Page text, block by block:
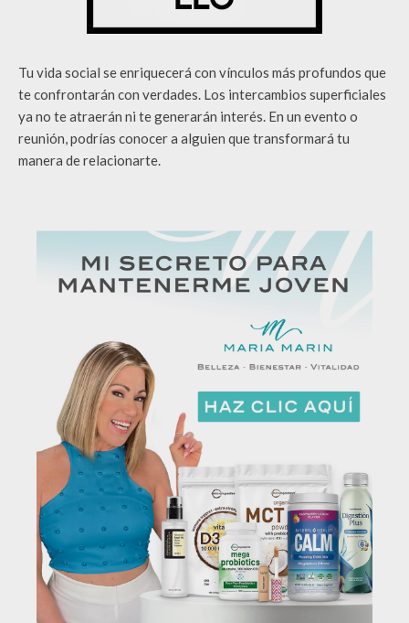
Tu vida social se enriquecerá con vínculos más profundos que
te confrontarán con verdades. Los intercambios superficiales
ya no te atraerán ni te generarán interés. En un evento o
reunión, podrías conocer a alguien que transformará tu
manera de relacionarte.